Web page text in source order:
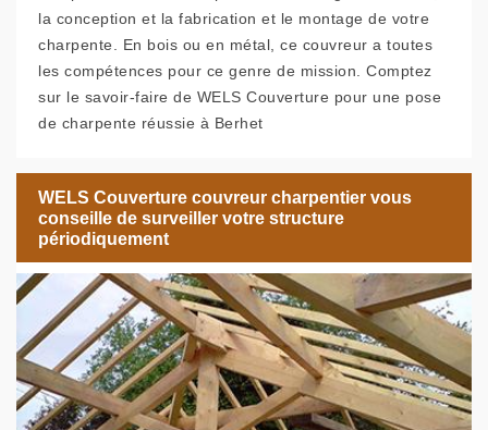
la conception et la fabrication et le montage de votre
charpente. En bois ou en métal, ce couvreur a toutes
les compétences pour ce genre de mission. Comptez
sur le savoir-faire de WELS Couverture pour une pose
de charpente réussie à Berhet
WELS Couverture couvreur charpentier vous
conseille de surveiller votre structure
périodiquement